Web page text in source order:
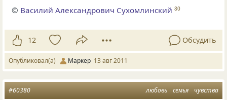
© Василий Александрович Сухомлинский 80
12 Обсудить
Опубликовал(а) Маркер 13 авг 2011
любовь семья чувства
#60380